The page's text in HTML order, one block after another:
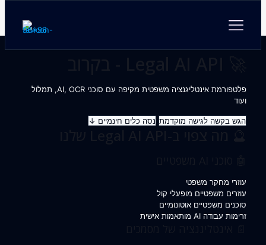
פלטפורמת אינטליגנציה משפטית מקיפה עם סוכני AI, OCR, תמלול
ועוד
הגש בקשה לגישה מוקדמת נסה כלים חינמיים ↓
עוזרי מחקר משפטי
עוזרים משפטיים מופעלי קול
סוכנים משפטיים אוטונומיים
זרימות עבודה AI מותאמות אישית